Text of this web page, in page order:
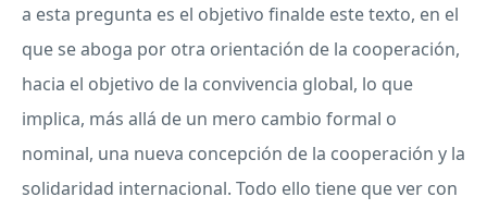
a esta pregunta es el objetivo finalde este texto, en el
que se aboga por otra orientación de la cooperación,
hacia el objetivo de la convivencia global, lo que
implica, más allá de un mero cambio formal o
nominal, una nueva concepción de la cooperación y la
solidaridad internacional. Todo ello tiene que ver con